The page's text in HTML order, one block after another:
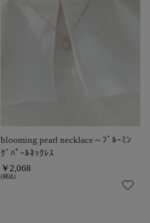
blooming pearl necklace～ﾌﾞﾙｰﾐﾝ
ｸﾞﾊﾟｰﾙﾈｯｸﾚｽ
￥2,068
(税込)